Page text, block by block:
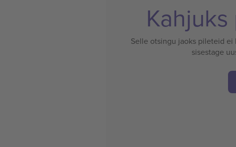
Selle otsingu jaoks pileteid
sisestage